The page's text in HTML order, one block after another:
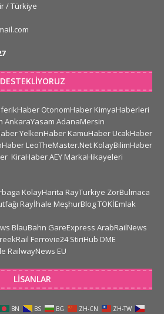
/ Türkiye
DESTEKLIYORUZ
OtonomHaber KimyaHaberleri
AnkaraYasam AdanaMersin
YelkenHaber KamuHaber UcakHaber
LeoTheMaster.Net KolayBilimHaber
KiraHaberAEY MarkaHikayeleri
KolayHarita RayTurkiye ZorBulmaca
Rayİhale MeşhurBlogTOKİEmlak
BlauBahn GareExpress ArabRailNews
Ferrovie24 StiriHub DME
RailwayNews EU
LISANLAR
BN BS BG ZH-CN
ZH-TW